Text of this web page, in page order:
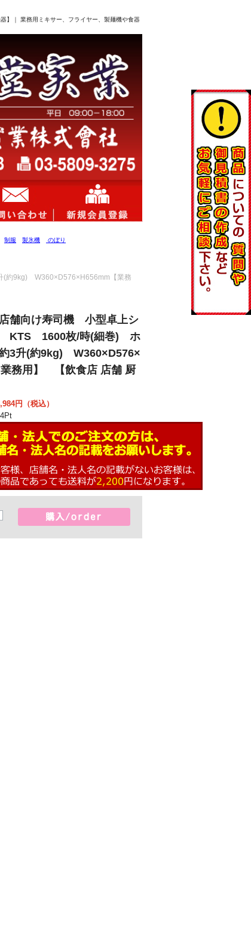
｜ 業務用ミキサー、フライヤー、製麺機や食器
制服 製氷機 のぼり
9kg) W360×D576×H656mm【業務
舗向け寿司機 小型卓上シ
KTS 1600枚/時(細巻) ホ
3升(約9kg) W360×D576×
務用】 【飲食店 店舗 厨
円（税込）
Pt